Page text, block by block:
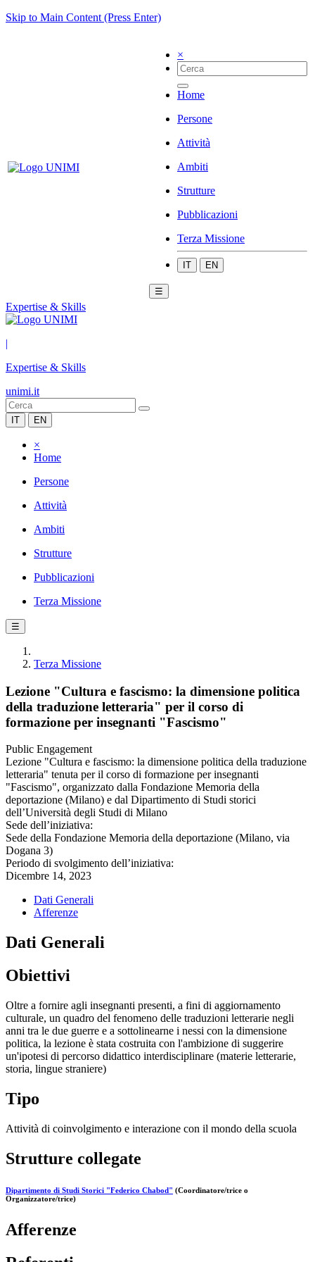
Skip to Main Content (Press Enter)
×
Home
Persone
Attività
Ambiti
Strutture
Pubblicazioni
Terza Missione
IT EN
☰
Expertise & Skills
|
Expertise & Skills
unimi.it
IT EN
×
Home
Persone
Attività
Ambiti
Strutture
Pubblicazioni
Terza Missione
☰
Terza Missione
Lezione "Cultura e fascismo: la dimensione politica
della traduzione letteraria" per il corso di
formazione per insegnanti "Fascismo"
Public Engagement
Lezione "Cultura e fascismo: la dimensione politica della traduzione
letteraria" tenuta per il corso di formazione per insegnanti
"Fascismo", organizzato dalla Fondazione Memoria della
deportazione (Milano) e dal Dipartimento di Studi storici
dell’Università degli Studi di Milano
Sede dell’iniziativa:
Sede della Fondazione Memoria della deportazione (Milano, via
Dogana 3)
Periodo di svolgimento dell’iniziativa:
Dicembre 14, 2023
Dati Generali
Afferenze
Dati Generali
Obiettivi
Oltre a fornire agli insegnanti presenti, a fini di aggiornamento
culturale, un quadro del fenomeno delle traduzioni letterarie negli
anni tra le due guerre e a sottolinearne i nessi con la dimensione
politica, la lezione è stata costruita con l'ambizione di suggerire
un'ipotesi di percorso didattico interdisciplinare (materie letterarie,
storia, lingue straniere)
Tipo
Attività di coinvolgimento e interazione con il mondo della scuola
Strutture collegate
Dipartimento di Studi Storici "Federico Chabod" (Coordinatore/trice o
Organizzatore/trice)
Afferenze